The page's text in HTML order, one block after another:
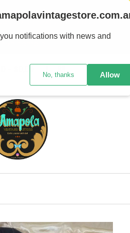
que los talles varían mucho
de confección, te aconsejo
seguridad Las prendas no
cambio
notifications with news and
No, thanks Allow